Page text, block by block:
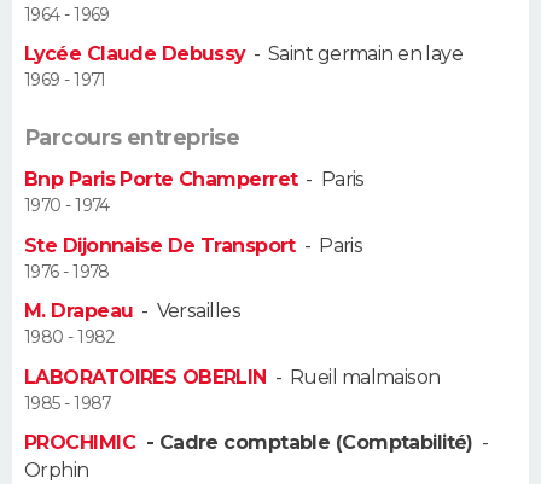
Alimentation
Guide de la santé
Maladies
Médicaments
Sommeil
VOYAGE
GUIDES D'ACHAT
CARTE DE VOEUX
Carte de Noël
Carte Bonne année
Carte Saint-Valentin
Carte Pâques
Carte d'anniversaire
DICTIONNAIRE
Dictionnaire
Biographies
Citations
Expressions
Proverbes
PROGRAMME TV
COPAINS D'AVANT
1964 - 1969
Lycée Claude Debussy-Saint germain en laye
1969 - 1971
Parcours entreprise
Bnp Paris Porte Champerret- Paris
1970 - 1974
Ste Dijonnaise De Transport- Paris
1976 - 1978
M. Drapeau - Versailles
1980 - 1982
LABORATOIRES OBERLIN - Rueil malmaison
1985 - 1987
PROCHIMIC - Cadre comptable (Comptabilité) -
Orphin